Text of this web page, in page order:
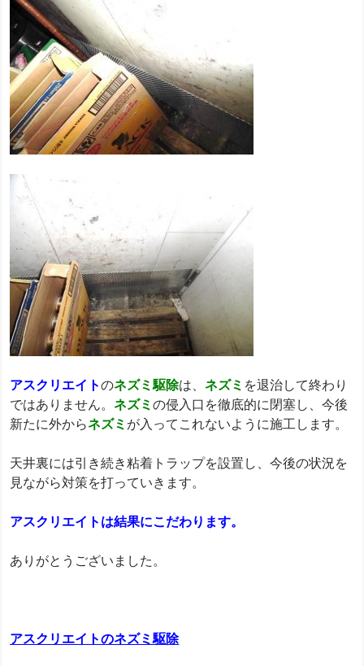
アスクリエイトのネズミ駆除は、ネズミ を退治して終わり
ではありません。ネズミの侵入口を徹底的に閉塞し、今後
新たに外からネズミ が入ってこれないように施工します。
天井裏には引き続き粘着トラップを設置し、今後の状況を
見ながら対策を打っていきます。
アスクリエイト は結果にこだわります。
ありがとうございました。
アスクリエイトのネズミ駆除